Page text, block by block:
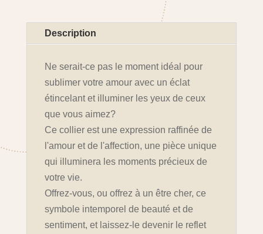
Description
Ne serait-ce pas le moment idéal pour
sublimer votre amour avec un éclat
étincelant et illuminer les yeux de ceux
que vous aimez?
Ce collier est une expression raffinée de
l'amour et de l'affection, une pièce unique
qui illuminera les moments précieux de
votre vie.
Offrez-vous, ou offrez à un être cher, ce
symbole intemporel de beauté et de
sentiment, et laissez-le devenir le reflet